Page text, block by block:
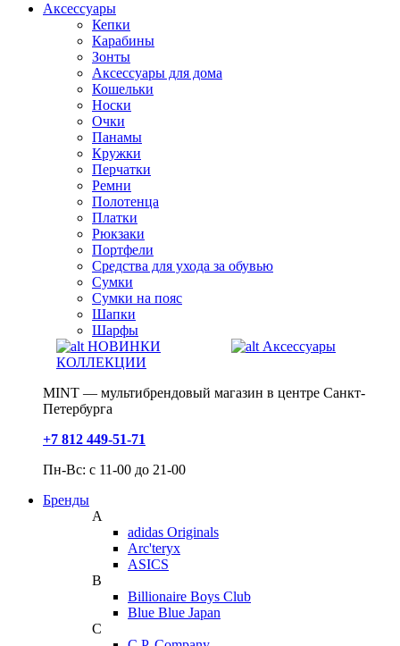
Аксессуары
Кепки
Карабины
Зонты
Аксессуары для дома
Кошельки
Носки
Очки
Панамы
Кружки
Перчатки
Ремни
Полотенца
Платки
Рюкзаки
Портфели
Средства для ухода за обувью
Сумки
Сумки на пояс
Шапки
Шарфы
НОВИНКИ
КОЛЛЕКЦИИ
Аксессуары
MINT — мультибрендовый магазин в центре Санкт-
Петербурга
+7 812 449-51-71
Пн-Вс: с 11-00 до 21-00
Бренды
A
adidas Originals
Arc'teryx
ASICS
B
Billionaire Boys Club
Blue Blue Japan
C